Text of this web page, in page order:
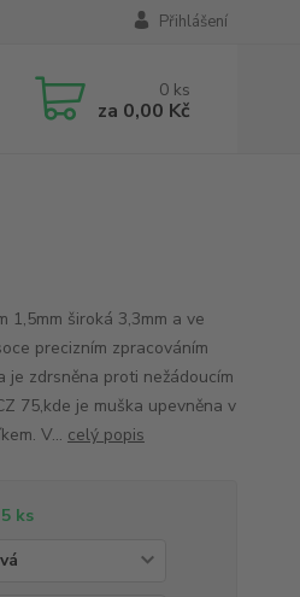
Přihlášení
0 ks
za 0,00 Kč
1,5mm široká 3,3mm a ve
precizním zpracováním
je zdrsněna proti nežádoucím
75,kde je muška upevněna v
V... celý popis
ks